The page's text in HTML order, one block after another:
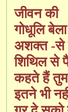
जीवन की
गोधूलि बेला
अशक्‍त -से
शिथिल से
कहते हैं
इतने भी